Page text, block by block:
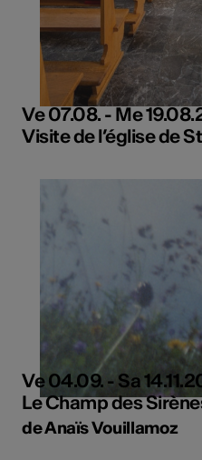
Ve 07.08. - Me
Visite de l’église de
Ve 04.09. - Sa
Le Champ des
de Anaïs Vouillamoz